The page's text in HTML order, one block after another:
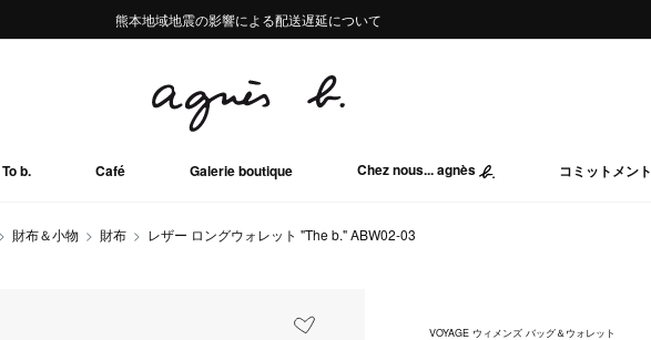
熊本地域地震の影響による配送遅延について
Summer Sale 2buy10%OFF!!
熊本地域地震の影響による配送遅延について
Summer Sale 2buy10%OFF!!
To b. Café Galerie boutique Chez nous... agnès コミットメント
財布＆小物 財布 レザー ロングウォレット "The b." ABW02-03
VOYAGE ウィメンズ バッグ＆ウォレット